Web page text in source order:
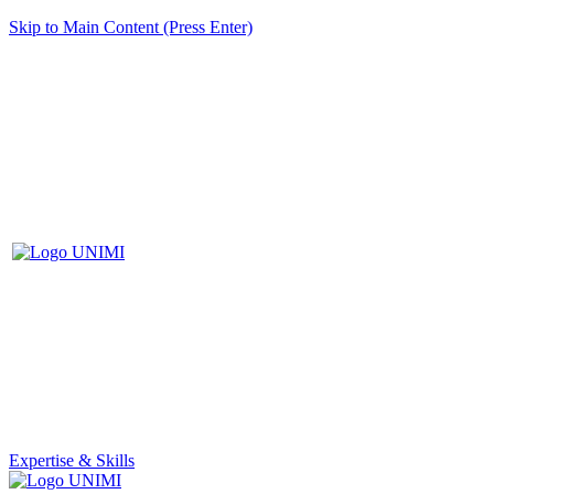
Skip to Main Content (Press Enter)
Expertise & Skills